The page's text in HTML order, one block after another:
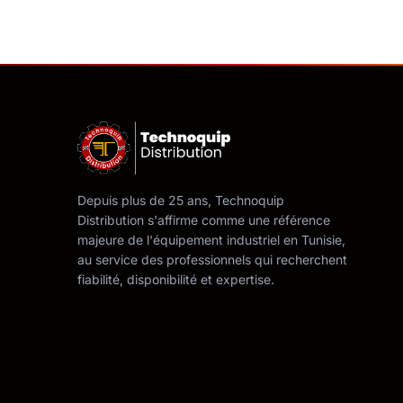
Depuis plus de 25 ans, Technoquip
Distribution s'affirme comme une référence
majeure de l'équipement industriel en Tunisie,
au service des professionnels qui recherchent
fiabilité, disponibilité et expertise.